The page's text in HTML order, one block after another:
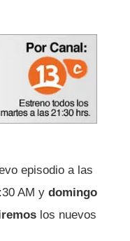
episodio a las
AM y domingo
los nuevos